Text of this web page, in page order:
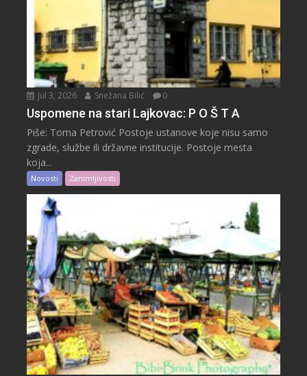
Jul 3, 2026 Snežana Bilić 0
Uspomene na stari Lajkovac: P O Š T A
Piše: Toma Petrović Postoje ustanove koje nisu samo
zgrade, službe ili državne institucije. Postoje mesta
koja...
Novosti Zanimljivosti